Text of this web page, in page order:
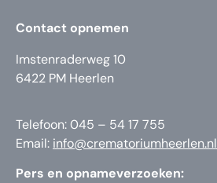
Contact opnemen
Imstenraderweg 10
6422 PM Heerlen
Telefoon: 045 – 54 17 755
Email: info@crematoriumheerlen.nl
Pers en opnameverzoeken: